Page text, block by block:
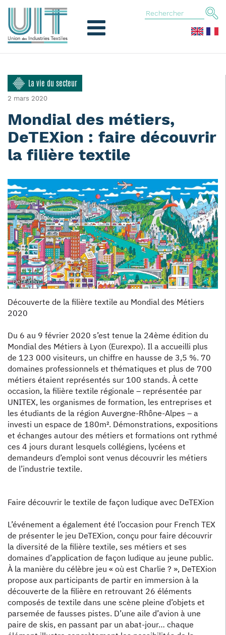
La vie du secteur
2 mars 2020
Mondial des métiers,
DeTEXion : faire découvrir
la filière textile
DeTEXion
Découverte de la filière textile au Mondial des Métiers
2020
Du 6 au 9 février 2020 s’est tenue la 24ème édition du
Mondial des Métiers à Lyon (Eurexpo). Il a accueilli plus
de 123 000 visiteurs, un chiffre en hausse de 3,5 %. 70
domaines professionnels et thématiques et plus de 700
métiers étaient représentés sur 100 stands. À cette
occasion, la filière textile régionale – représentée par
UNITEX, les organismes de formation, les entreprises et
les étudiants de la région Auvergne-Rhône-Alpes – a
investi un espace de 180m². Démonstrations, expositions
et échanges autour des métiers et formations ont rythmé
ces 4 jours durant lesquels collégiens, lycéens et
demandeurs d’emploi sont venus découvrir les métiers
de l’industrie textile.
Faire découvrir le textile de façon ludique avec DeTEXion
L’événement a également été l’occasion pour French TEX
de présenter le jeu DeTEXion, conçu pour faire découvrir
la diversité de la filière textile, ses métiers et ses
domaines d’application de façon ludique au jeune public.
À la manière du célèbre jeu « où est Charlie ? », DeTEXion
propose aux participants de partir en immersion à la
découverte de la filière en retrouvant 26 éléments
composés de textile dans une scène pleine d’objets et
parsemée de fausses pistes. D’une aile d’avion à une
paire de skis, en passant par un abat-jour… chaque